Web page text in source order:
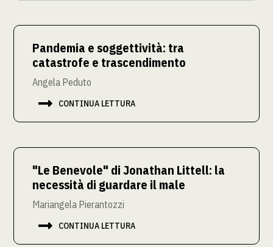
Pandemia e soggettività: tra
catastrofe e trascendimento
Angela Peduto
 CONTINUA LETTURA
"Le Benevole" di Jonathan Littell: la
necessità di guardare il male
Mariangela Pierantozzi
 CONTINUA LETTURA